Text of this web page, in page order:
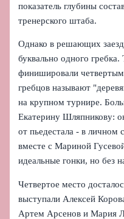
показатель глубины
тренерского штаба.
Однако в решающих
буквально одного
финишировали
гребцов называют
на крупном турнире.
Екатерину Шляпникову:
от пьедестала - в личном
вместе с Мариной
идеальные гонки, но без
Четвертое место
выступали Алексей
Артем Арсенов и Мария